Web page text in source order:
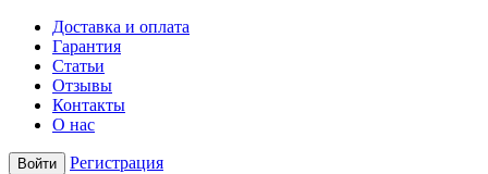
Доставка и оплата
Гарантия
Статьи
Отзывы
Контакты
О нас
Войти
Регистрация